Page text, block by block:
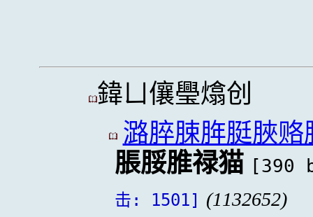
鍏ㄩ儴璺熻创
潞脺脨脌脡脥
脹脮脽禄猫 [390
击: 1501] (1132652)